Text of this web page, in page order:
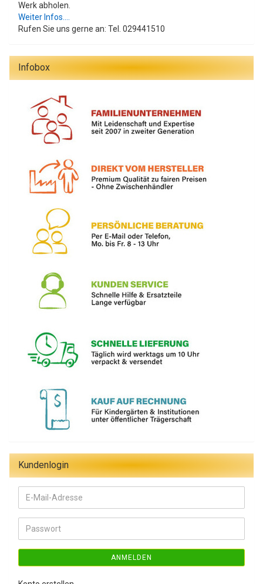
Werk abholen.
Weiter Infos....
Rufen Sie uns gerne an: Tel. 029441510
Infobox
Kundenlogin
E-
Mail-
Adresse
Passwort
ANMELDEN